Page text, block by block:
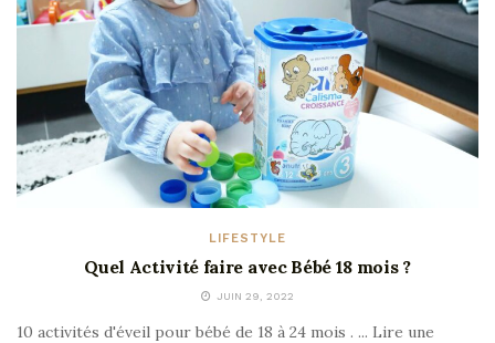
LIFESTYLE
Quel Activité faire avec Bébé 18 mois ?
JUIN 29, 2022
10 activités d'éveil pour bébé de 18 à 24 mois . ... Lire une